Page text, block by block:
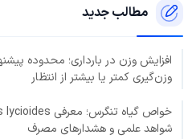
مطالب جدید
وزن‌گیری کمتر یا بیشتر از انتظار
شواهد علمی و هشدارهای مصرف